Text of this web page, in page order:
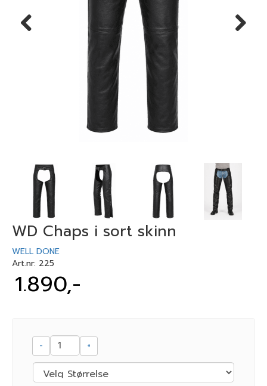
WD Chaps i sort skinn
WELL DONE
Art.nr: 225
1.890,-
- +